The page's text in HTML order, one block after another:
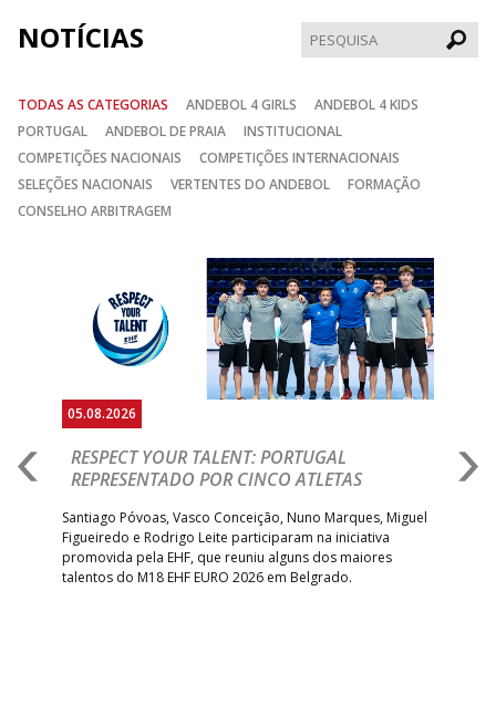
NOTÍCIAS
TODAS AS CATEGORIAS ANDEBOL 4 GIRLS
ANDEBOL 4 KIDS
PORTUGAL
ANDEBOL DE PRAIA
INSTITUCIONAL
COMPETIÇÕES NACIONAIS
COMPETIÇÕES INTERNACIONAIS
SELEÇÕES NACIONAIS
VERTENTES DO ANDEBOL
FORMAÇÃO
CONSELHO ARBITRAGEM
05.08.2026
RESPECT YOUR TALENT: PORTUGAL
REPRESENTADO POR CINCO ATLETAS
Santiago Póvoas, Vasco Conceição, Nuno Marques, Miguel
Figueiredo e Rodrigo Leite participaram na iniciativa
promovida pela EHF, que reuniu alguns dos maiores
talentos do M18 EHF EURO 2026 em Belgrado.